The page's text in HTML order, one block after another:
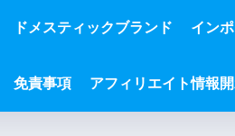
ドメスティックブランド イン
免責事項 アフィリエイト情報